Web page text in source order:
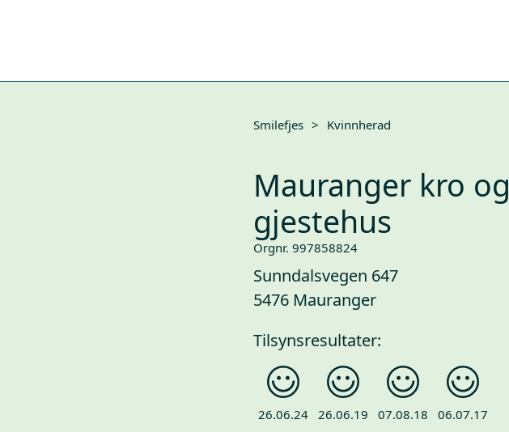
Smilefjes > Kvinnherad
Mauranger kro og
gjestehus
Orgnr. 997858824
Sunndalsvegen 647
5476 Mauranger
Tilsynsresultater:
26.06.24 26.06.19 07.08.18
06.07.17